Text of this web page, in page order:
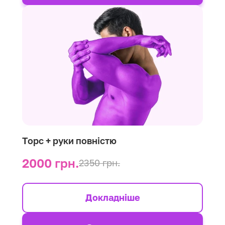
Торс + руки повністю
2000 грн.2350 грн.
Докладніше